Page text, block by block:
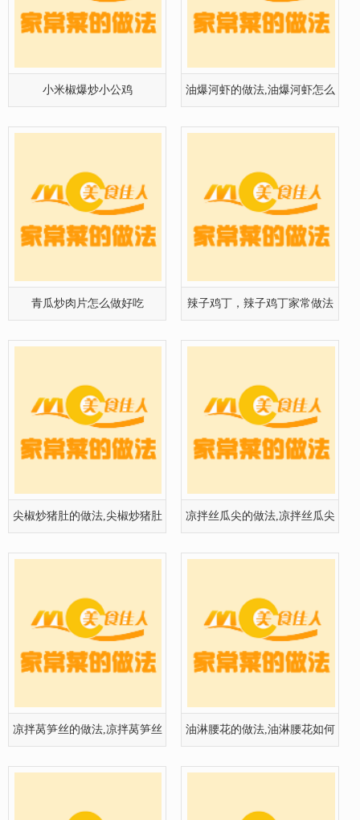
小米椒爆炒小公鸡 油爆河虾的做法,油爆河虾怎么
青瓜炒肉片怎么做好吃 辣子鸡丁，辣子鸡丁家常做法
尖椒炒猪肚的做法,尖椒炒猪肚 凉拌丝瓜尖的做法,凉拌丝瓜尖
凉拌莴笋丝的做法,凉拌莴笋丝 油淋腰花的做法,油淋腰花如何